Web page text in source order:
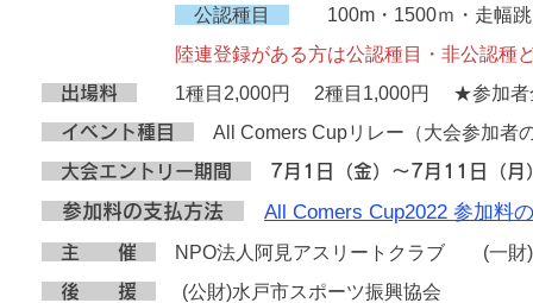
公認種目
100m・1500ｍ・走幅跳
陸連登録がある方は公認種目・非公認種
出場料 1種目2,000円 2種目1,000円 ★参加者
イベント種 目 All Comers Cupリレー （大会参加者
大会エントリー期間 7月1日（金）～7月11日（月
参加料の支払方法 All Comers Cup2022 参加料
主 催 NPO法人阿見アスリートクラブ (一
後 援 (公財)水戸市スポーツ振興協会